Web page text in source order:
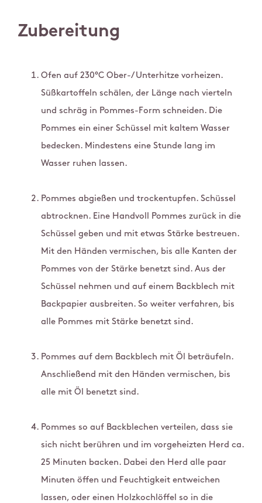
Zubereitung
Ofen auf 230°C Ober-/Unterhitze vorheizen.
Süßkartoffeln schälen, der Länge nach vierteln
und schräg in Pommes-Form schneiden. Die
Pommes ein einer Schüssel mit kaltem Wasser
bedecken. Mindestens eine Stunde lang im
Wasser ruhen lassen.
Pommes abgießen und trockentupfen. Schüssel
abtrocknen. Eine Handvoll Pommes zurück in die
Schüssel geben und mit etwas Stärke bestreuen.
Mit den Händen vermischen, bis alle Kanten der
Pommes von der Stärke benetzt sind. Aus der
Schüssel nehmen und auf einem Backblech mit
Backpapier ausbreiten. So weiter verfahren, bis
alle Pommes mit Stärke benetzt sind.
Pommes auf dem Backblech mit Öl beträufeln.
Anschließend mit den Händen vermischen, bis
alle mit Öl benetzt sind.
Pommes so auf Backblechen verteilen, dass sie
sich nicht berühren und im vorgeheizten Herd ca.
25 Minuten backen. Dabei den Herd alle paar
Minuten öffen und Feuchtigkeit entweichen
lassen, oder einen Holzkochlöffel so in die